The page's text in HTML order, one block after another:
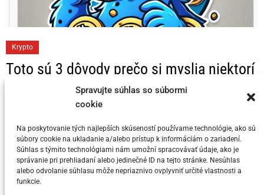
Spravujte súhlas so súbormi
cookie
Na poskytovanie tých najlepších skúseností používame technológie, ako sú
súbory cookie na ukladanie a/alebo prístup k informáciám o zariadení.
Súhlas s týmito technológiami nám umožní spracovávať údaje, ako je
správanie pri prehliadaní alebo jedinečné ID na tejto stránke. Nesúhlas
alebo odvolanie súhlasu môže nepriaznivo ovplyvniť určité vlastnosti a
funkcie.
a
Krypto
Toto sú 3 dôvody prečo si myslia niektorí
KRYPTO Analytici, že Bitcoin dosahuje
svoj vrchol v tomto cykle
Posted on5. júla 2024 bymeny.sk